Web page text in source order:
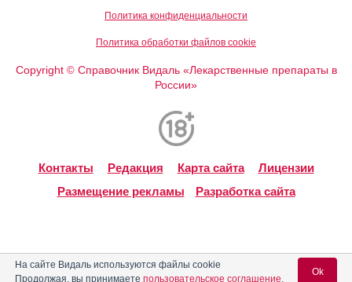
Политика конфиденциальности
Политика обработки файлов cookie
Copyright ©Справочник Видаль «Лекарственные препараты в
России»
Контакты Редакция Карта сайта
Лицензии
Размещение рекламы
Разработка сайта
На сайте Видаль используются файлы cookie
Продолжая, вы принимаете пользовательское соглашение.
Ok